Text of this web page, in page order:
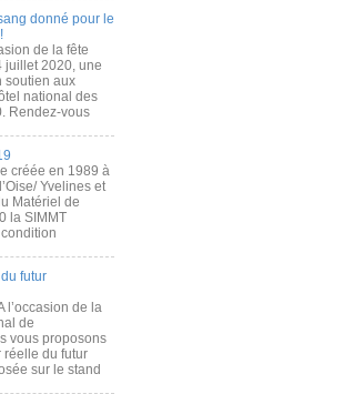
donné pour le
de la fête
juillet 2020, une
soutien aux
national des
Rendez-vous
créée en 1989 à
Yvelines et
Matériel de
la SIMMT
futur
l’occasion de la
de
vous proposons
réelle du futur
sur le stand